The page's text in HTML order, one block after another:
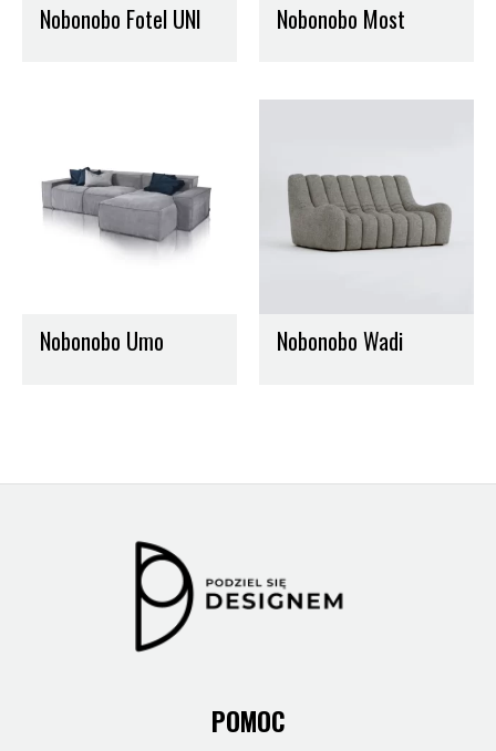
Nobonobo Fotel UNI Nobonobo Most
Nobonobo Umo Nobonobo Wadi
POMOC